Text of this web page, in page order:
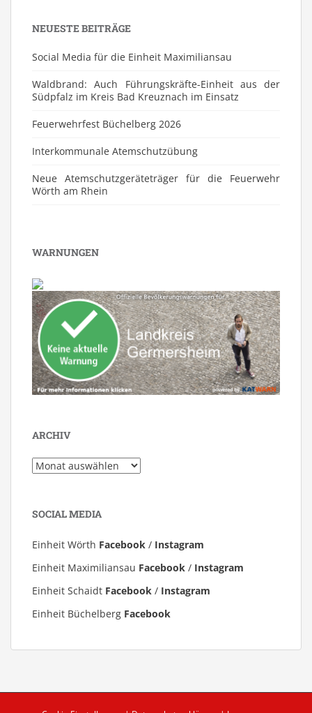
NEUESTE BEITRÄGE
Social Media für die Einheit Maximiliansau
Waldbrand: Auch Führungskräfte-Einheit aus der
Südpfalz im Kreis Bad Kreuznach im Einsatz
Feuerwehrfest Büchelberg 2026
⁠Interkommunale Atemschutzübung
Neue Atemschutzgeräteträger für die Feuerwehr
Wörth am Rhein
WARNUNGEN
ARCHIV
Archiv
SOCIAL MEDIA
Einheit Wörth Facebook / Instagram
Einheit Maximiliansau Facebook / Instagram
Einheit Schaidt Facebook / Instagram
Einheit Büchelberg Facebook